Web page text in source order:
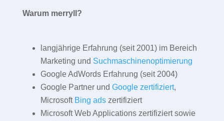
Warum merryll?
langjährige Erfahrung (seit 2001) im Bereich
Marketing und Suchmaschinenoptimierung
Google AdWords Erfahrung (seit 2004)
Google Partner und Google zertifiziert,
Microsoft Bing adszertifiziert
Microsoft Web Applications zertifiziert sowie